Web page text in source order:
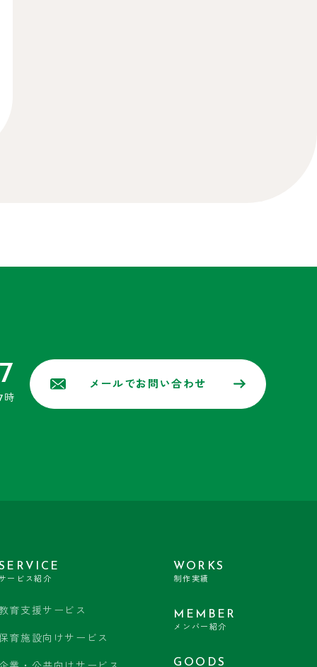
時
メールでお問い合わせ
ービス紹介
育支援サービス
育施設向けサービス
WORKS
制作実績
MEMBER
メンバー紹介
GOODS